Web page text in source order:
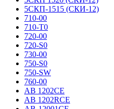
5СКП-1515 (СКИ-12)
710-00
710-T0
720-00
720-S0
730-00
750-S0
750-SW
760-00
AB 1202CE
AB 1202RCE